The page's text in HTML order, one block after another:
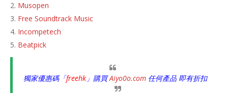
Musopen
Free Soundtrack Music
Incompetech
Beatpick
獨家優惠碼「freehk 」購買Aiyo0o.com 任何產品 即有折扣